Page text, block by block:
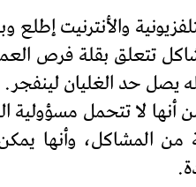
والأنترنيت
تتعلق بقلة فرص
يصل حد الغليان لينفجر.
أنها لا تتحمل
المشاكل، وأنها